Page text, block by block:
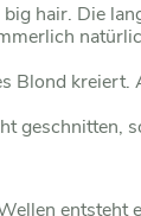
hair. Die
Blond
geschnitten,